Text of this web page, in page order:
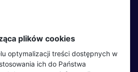
Partnerzy
Wydarzenia
plików cookies
optymalizacji treści dostępnych w
ich do Państwa